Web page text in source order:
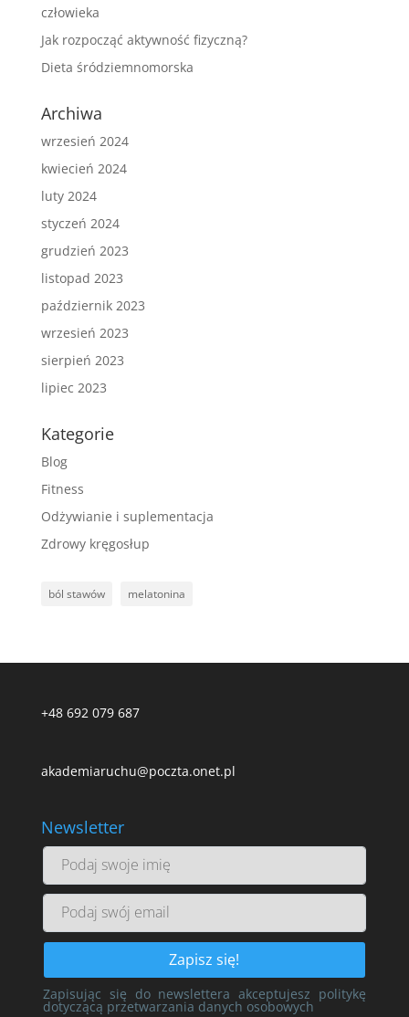
człowieka
Jak rozpocząć aktywność fizyczną?
Dieta śródziemnomorska
Archiwa
wrzesień 2024
kwiecień 2024
luty 2024
styczeń 2024
grudzień 2023
listopad 2023
październik 2023
wrzesień 2023
sierpień 2023
lipiec 2023
Kategorie
Blog
Fitness
Odżywianie i suplementacja
Zdrowy kręgosłup
ból stawów melatonina
+48 692 079 687
akademiaruchu@poczta.onet.pl
Newsletter
Podaj
swoje
imię
Podaj
swój
email
Zapisując się do newslettera akceptujesz politykę
dotyczącą przetwarzania danych osobowych